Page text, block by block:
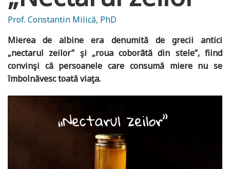
Prof. Constantin Milică, PhD
Mierea de albine era denumită de grecii antici
„nectarul zeilor” şi „roua coborâtă din stele”, fiind
convinşi că persoanele care consumă miere nu se
îmbolnăvesc toată viaţa.